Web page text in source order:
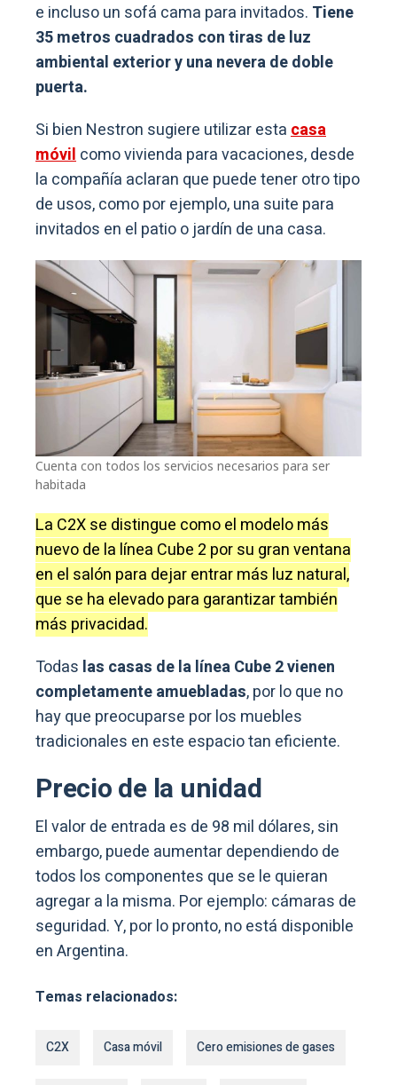
e incluso un sofá cama para invitados. Tiene
35 metros cuadrados con tiras de luz
ambiental exterior y una nevera de doble
puerta.
Si bien Nestron sugiere utilizar estacasa
móvilcomo vivienda para vacaciones, desde
la compañía aclaran que puede tener otro tipo
de usos, como por ejemplo, una suite para
invitados en el patio o jardín de una casa.
Cuenta con todos los servicios necesarios para ser
habitada
La C2X se distingue como el modelo más
nuevo de la línea Cube 2 por su gran ventana
en el salón para dejar entrar más luz natural,
que se ha elevado para garantizar también
más privacidad.
Todas las casas de la línea Cube 2 vienen
completamente amuebladas, por lo que no
hay que preocuparse por los muebles
tradicionales en este espacio tan eficiente.
Precio de la unidad
El valor de entrada es de 98 mil dólares, sin
embargo, puede aumentar dependiendo de
todos los componentes que se le quieran
agregar a la misma. Por ejemplo: cámaras de
seguridad. Y, por lo pronto, no está disponible
en Argentina.
Temas relacionados:
C2X Casa móvil Cero emisiones de gases